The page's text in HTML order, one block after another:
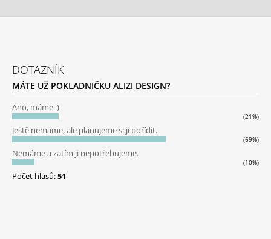
DOTAZNÍK
MÁTE UŽ POKLADNIČKU ALIZI DESIGN?
Ano, máme :)
(21%)
Ještě nemáme, ale plánujeme si ji pořídit.
(69%)
Nemáme a zatím ji nepotřebujeme.
(10%)
Počet hlasů:51